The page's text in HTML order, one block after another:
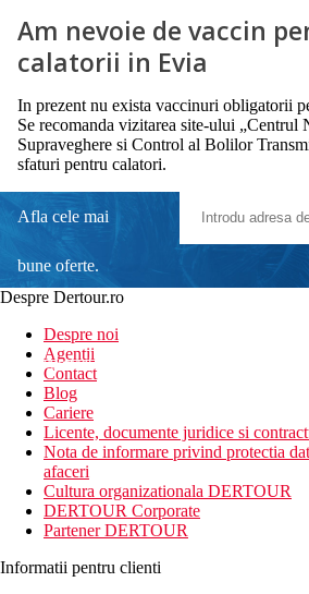
Am nevoie de vaccin
calatorii in Evia
In prezent nu exista vaccinuri obligatorii
Se recomanda vizitarea site-ului „Centrul
Supraveghere si Control al Bolilor
sfaturi pentru calatori.
Afla cele mai
bune oferte.
newsletter!
Despre Dertour.ro
Despre noi
Agentii
Contact
Blog
Cariere
Licente, documente juridice si
Nota de informare privind protectia
afaceri
Cultura organizationala DERTOUR
DERTOUR Corporate
Partener DERTOUR
Informatii pentru clienti